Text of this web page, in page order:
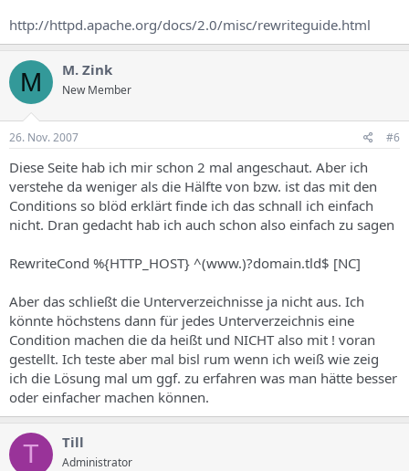
http://httpd.apache.org/docs/2.0/misc/rewriteguide.html
M M. Zink
New Member
26. Nov. 2007 #6
Diese Seite hab ich mir schon 2 mal angeschaut. Aber ich
verstehe da weniger als die Hälfte von bzw. ist das mit den
Conditions so blöd erklärt finde ich das schnall ich einfach
nicht. Dran gedacht hab ich auch schon also einfach zu sagen
RewriteCond %{HTTP_HOST} ^(www.)?domain.tld$ [NC]
Aber das schließt die Unterverzeichnisse ja nicht aus. Ich
könnte höchstens dann für jedes Unterverzeichnis eine
Condition machen die da heißt und NICHT also mit ! voran
gestellt. Ich teste aber mal bisl rum wenn ich weiß wie zeig
ich die Lösung mal um ggf. zu erfahren was man hätte besser
oder einfacher machen können.
T Till
Administrator